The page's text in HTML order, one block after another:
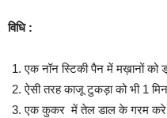
विधि :
एक नॉन स्टिकी पैन में मख़ानों को
ऐसी तरह काजू टुकड़ा को भी 1
एक कुकर में तेल डाल के गरम करे,